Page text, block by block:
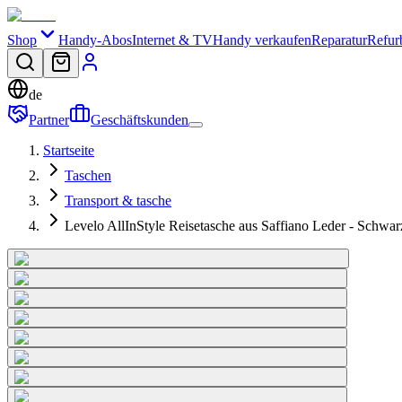
Shop Handy-AbosInternet & TVHandy verkaufenReparatur
de
Partner
Geschäftskunden
Startseite
Taschen
Transport & tasche
Levelo AllInStyle Reisetasche aus Saffiano Leder -